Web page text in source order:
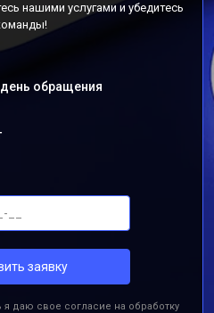
нашими услугами и убедитесь
обращения
заявку
я даю свое согласие на обработку